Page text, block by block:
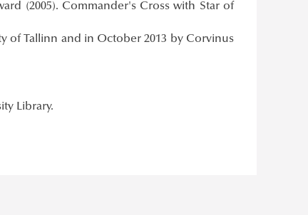
(2005). Commander's Cross with Star of
of Tallinn and in October 2013 by Corvinus
Library.